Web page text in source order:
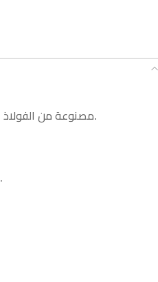
– مصنوعة من الفولاذ المقاوم للصدأ والزجاج الياقوتي.
– مقاومة للماء حتى عمق 100م.